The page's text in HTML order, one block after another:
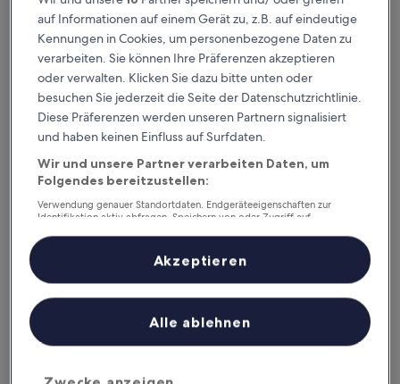
7. Aug. - 9. Aug.
14. Aug. - 16. Aug.
Hotels mit Pool in Loulé
Loule Jardim Hotel
Loule Jardim Hotel
3.0-
Sterne-
Historisches Zentrum
Loule Jardim Hotel
Sterne-
Loulé
auf Informationen auf einem Gerät zu, z.B. auf eindeutige
Kennungen in Cookies, um personenbezogene Daten zu
verarbeiten. Sie können Ihre Präferenzen akzeptieren
oder verwalten. Klicken Sie dazu bitte unten oder
besuchen Sie jederzeit die Seite der Datenschutzrichtlinie.
Diese Präferenzen werden unseren Partnern signalisiert
und haben keinen Einfluss auf Surfdaten.
Wir und unsere Partner verarbeiten Daten, um
Folgendes bereitzustellen:
Verwendung genauer Standortdaten. Endgeräteeigenschaften zur
Identifikation aktiv abfragen. Speichern von oder Zugriff auf
Inhalte, Messung von Werbeleistung und der Performance von Inhalten,
Zielgruppenforschung sowie Entwicklung und Verbesserung von
Liste der Partner (Lieferanten)
Alle ablehnen
Akzeptieren